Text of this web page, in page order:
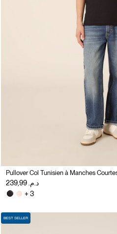
Pullover Col Tunisien à Manches
د.م. 239,99
+ 3
BEST SELLER